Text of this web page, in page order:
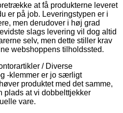
at få produkterne leveret
er på job. Leveringstypen er i
men derudover i høj grad
slags levering vil dog altid
selv, men dette stiller krav
webshoppens tilholdssted.
/ Diverse
-klemmer er jo særligt
produktet med det samme,
plads at vi dobbelttjekker
vare.